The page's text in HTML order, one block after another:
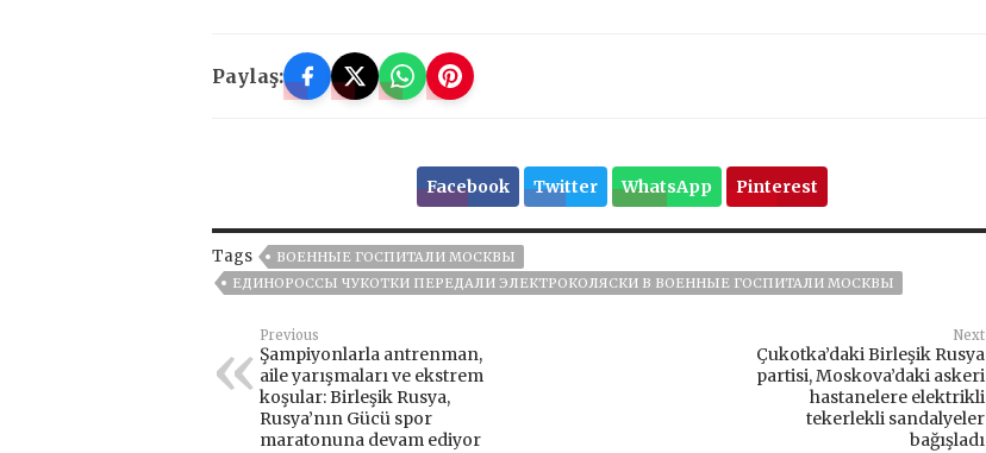
Paylaş:
Facebook Twitter WhatsApp Pinterest
Tags
ВОЕННЫЕ ГОСПИТАЛИ МОСКВЫ
ЕДИНОРОССЫ ЧУКОТКИ ПЕРЕДАЛИ ЭЛЕКТРОКОЛЯСКИ В ВОЕННЫЕ ГОСПИТАЛИ МОСКВЫ
Previous
Şampiyonlarla antrenman,
aile yarışmaları ve ekstrem
koşular: Birleşik Rusya,
Rusya’nın Gücü spor
maratonuna devam ediyor
Next
Çukotka’daki Birleşik Rusya
partisi, Moskova’daki askeri
hastanelere elektrikli
tekerlekli sandalyeler
bağışladı